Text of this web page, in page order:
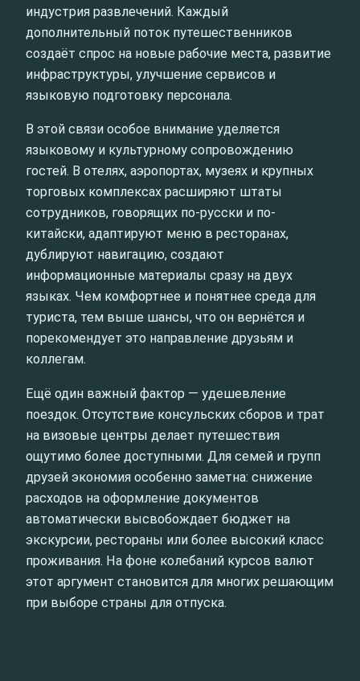
индустрия развлечений. Каждый
дополнительный поток путешественников
создаёт спрос на новые рабочие места, развитие
инфраструктуры, улучшение сервисов и
языковую подготовку персонала.
В этой связи особое внимание уделяется
языковому и культурному сопровождению
гостей. В отелях, аэропортах, музеях и крупных
торговых комплексах расширяют штаты
сотрудников, говорящих по-русски и по-
китайски, адаптируют меню в ресторанах,
дублируют навигацию, создают
информационные материалы сразу на двух
языках. Чем комфортнее и понятнее среда для
туриста, тем выше шансы, что он вернётся и
порекомендует это направление друзьям и
коллегам.
Ещё один важный фактор — удешевление
поездок. Отсутствие консульских сборов и трат
на визовые центры делает путешествия
ощутимо более доступными. Для семей и групп
друзей экономия особенно заметна: снижение
расходов на оформление документов
автоматически высвобождает бюджет на
экскурсии, рестораны или более высокий класс
проживания. На фоне колебаний курсов валют
этот аргумент становится для многих решающим
при выборе страны для отпуска.